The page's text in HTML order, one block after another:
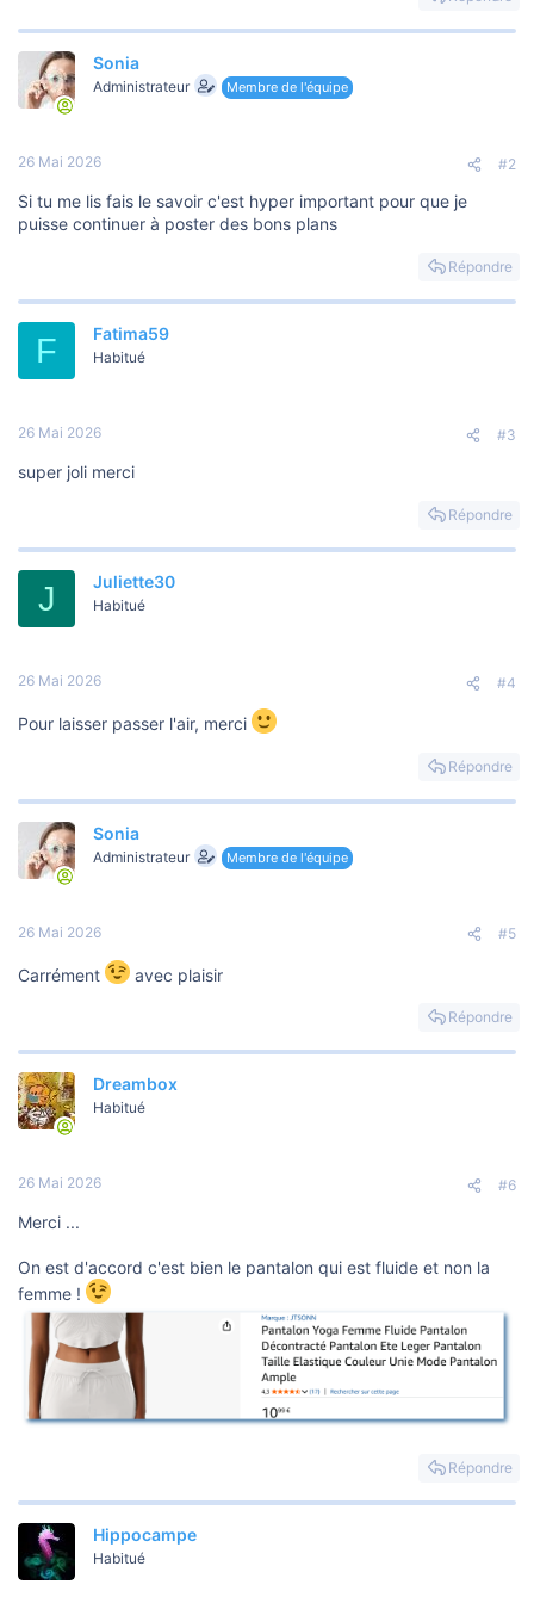
Sonia
Administrateur Membre de l'équipe
26 Mai 2026 #2
Si tu me lis fais le savoir c'est hyper important pour que je
puisse continuer à poster des bons plans
Répondre
F Fatima59
Habitué
26 Mai 2026 #3
super joli merci
Répondre
J Juliette30
Habitué
26 Mai 2026 #4
Pour laisser passer l'air, merci
Répondre
Sonia
Administrateur Membre de l'équipe
26 Mai 2026 #5
Carrément avec plaisir
Répondre
Dreambox
Habitué
26 Mai 2026 #6
Merci ...
On est d'accord c'est bien le pantalon qui est fluide et non la
femme !
Répondre
Hippocampe
Habitué